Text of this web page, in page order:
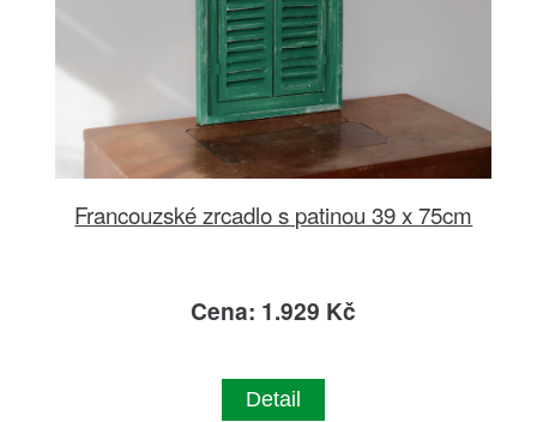
Francouzské zrcadlo s patinou 39 x 75cm
Cena: 1.929 Kč
Detail